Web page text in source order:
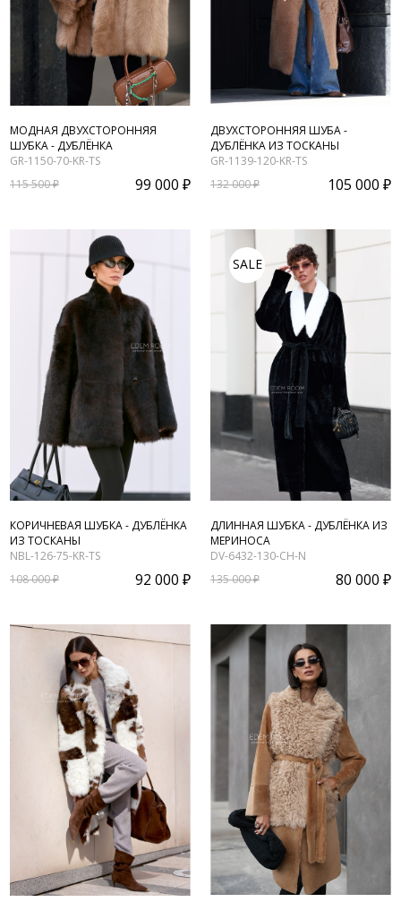
МОДНАЯ ДВУХСТОРОННЯЯ
ШУБКА - ДУБЛЁНКА
GR-1150-70-KR-TS
115 500 ₽
99 000 ₽
ДВУХСТОРОННЯЯ ШУБА -
ДУБЛЁНКА ИЗ ТОСКАНЫ
GR-1139-120-KR-TS
132 000 ₽
105 000 ₽
КОРИЧНЕВАЯ ШУБКА - ДУБЛЁНКА
ИЗ ТОСКАНЫ
NBL-126-75-KR-TS
108 000 ₽
92 000 ₽
SALE
ДЛИННАЯ ШУБКА - ДУБЛЁНКА ИЗ
МЕРИНОСА
DV-6432-130-CH-N
135 000 ₽
80 000 ₽